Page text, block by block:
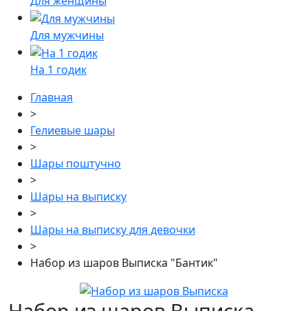
Для мужчины
На 1 годик
Главная
>
Гелиевые шары
>
Шары поштучно
>
Шары на выписку
>
Шары на выписку для девочки
>
Набор из шаров Выписка "Бантик"